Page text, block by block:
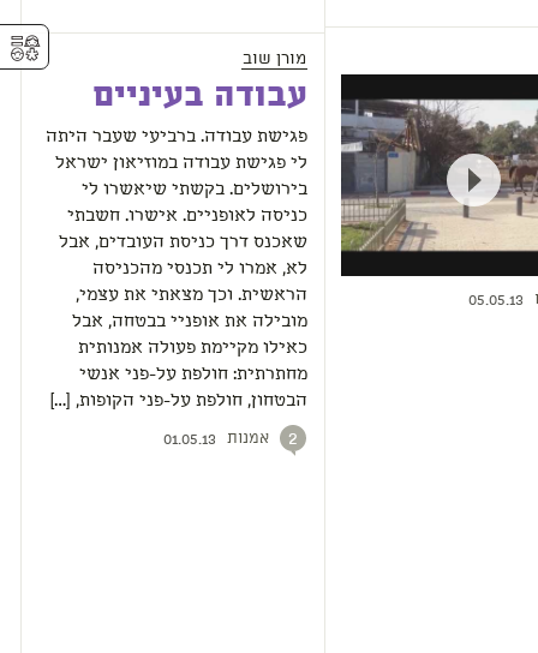
05.05.13
מורן שוב
עבודה בעיניים
פגישת עבודה. ברביעי שעבר היתה
לי פגישת עבודה במוזיאון ישראל
בירושלים. בקשתי שיאשרו לי
כניסה לאופניים. אישרו. חשבתי
שאכנס דרך כניסת העובדים, אבל
לא, אמרו לי תכנסי מהכניסה
הראשית. וכך מצאתי את עצמי,
מובילה את אופניי בבטחה, אבל
כאילו מקיימת פעולה אמנותית
מחתרתית: חולפת על-פני אנשי
הבטחון, חולפת על-פני הקופות, […]
2 אמנות 01.05.13
⚥︎